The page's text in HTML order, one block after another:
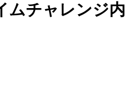
ムチャレンジ内